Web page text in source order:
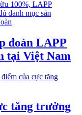
đoàn LAPP
tại Việt Nam
tăng trưởng